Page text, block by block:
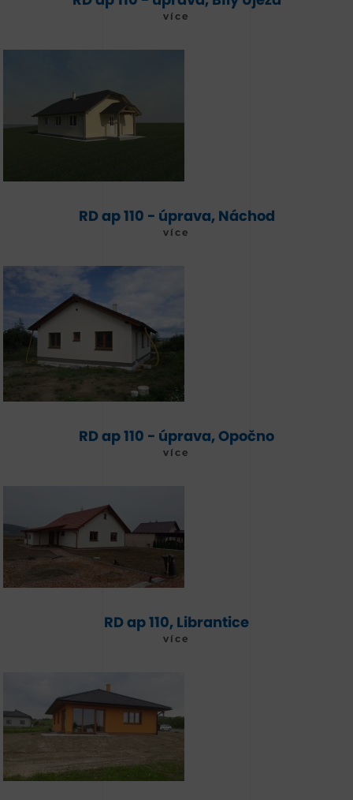
více
RD ap 110 - úprava, Náchod
více
RD ap 110 - úprava, Opočno
více
RD ap 110, Librantice
více